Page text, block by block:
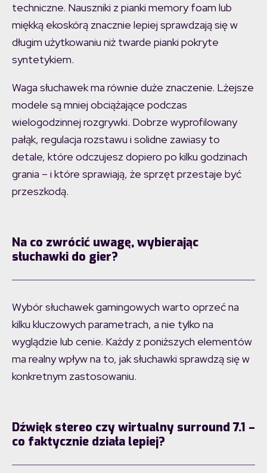
techniczne. Nauszniki z pianki memory foam lub
miękką ekoskórą znacznie lepiej sprawdzają się w
długim użytkowaniu niż twarde pianki pokryte
syntetykiem.
Waga słuchawek ma równie duże znaczenie. Lżejsze
modele są mniej obciążające podczas
wielogodzinnej rozgrywki. Dobrze wyprofilowany
pałąk, regulacja rozstawu i solidne zawiasy to
detale, które odczujesz dopiero po kilku godzinach
grania – i które sprawiają, że sprzęt przestaje być
przeszkodą.
Na co zwrócić uwagę, wybierając
słuchawki do gier?
Wybór słuchawek gamingowych warto oprzeć na
kilku kluczowych parametrach, a nie tylko na
wyglądzie lub cenie. Każdy z poniższych elementów
ma realny wpływ na to, jak słuchawki sprawdzą się w
konkretnym zastosowaniu.
Dźwięk stereo czy wirtualny surround 7.1 –
co faktycznie działa lepiej?